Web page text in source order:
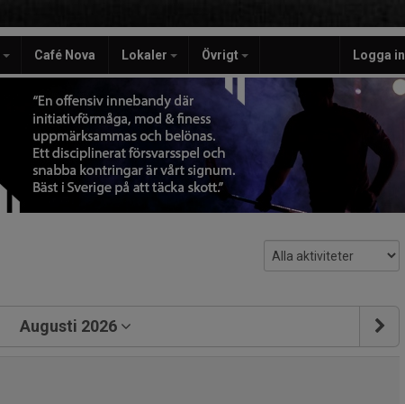
Café Nova Lokaler Övrigt Logga in
Augusti 2026